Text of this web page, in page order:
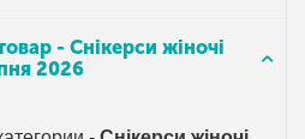
- Снікерси жіночі
2026